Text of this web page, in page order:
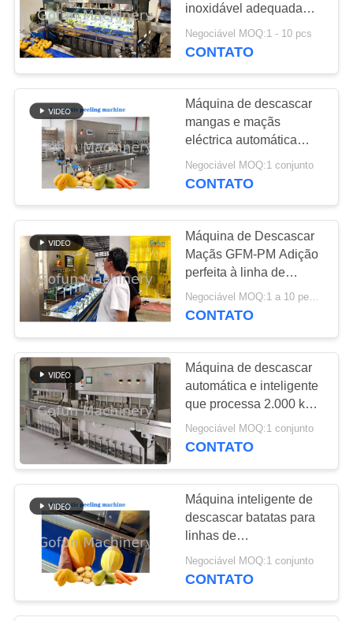
CONTACTE-
NOS
NOTÍCIA
CASOS
PEÇA
UMAS
CITAÇÕES
MAPA
DO
SITE
POLÍTICA
DE
PRIVACIDADE
Linha de
processamento do
citrino
47
Linha de
processamento de
Apple
Linha de
processamento do
abacaxi
64
Planta de
processamento de
22
inoxidável adequada
para maçãs, batatas,
cenouras, etc.
Negociável MOQ:1 - 10 pcs
CONTATO
Máquina de descascar
mangas e maçãs
eléctrica automática
tensão 220V/50Hz
Negociável MOQ:1 conjunto
CONTATO
Máquina de Descascar
Maçãs GFM-PM Adição
perfeita à linha de
processamento da
Apple
Negociável MOQ:1 a 10 peças,
CONTATO
Máquina de descascar
automática e inteligente
que processa 2.000 kg
de mangas por hora
Negociável MOQ:1 conjunto
CONTATO
Máquina inteligente de
descascar batatas para
linhas de
processamento de frutas
e vegetais com 8
Negociável MOQ:1 conjunto
CONTATO